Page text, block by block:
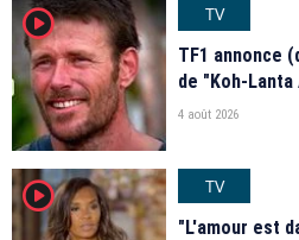
player2
TV
TF1 annonce
de "Koh-
4 août 2026
player2
TV
"L'amour est